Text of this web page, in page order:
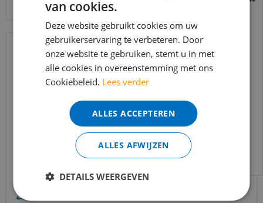
40x60mm 350cm
€ 645
BEREIKBAARHEID
In verband met de vakantie periode zijn wij
t/m 14 augustus telefonisch helaas niet
bereikbaar.
Bestelling worden uiteraard verwerkt
echter iets minder snel dan wat je van ons
gewend bent.
Voor vragen kan je ons bereiken via
info@merkvloerenwinkel.nl
van cookies.
Deze website gebruikt cookies om uw
gebruikerservaring te verbeteren. Door
onze website te gebruiken, stemt u in met
alle cookies in overeenstemming met ons
Cookiebeleid. Lees verder
ALLES ACCEPTEREN
ALLES AFWIJZEN
DETAILS WEERGEVEN